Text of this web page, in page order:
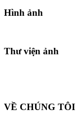
Hình ảnh
Thư viện ảnh
VỀ CHÚNG TÔI